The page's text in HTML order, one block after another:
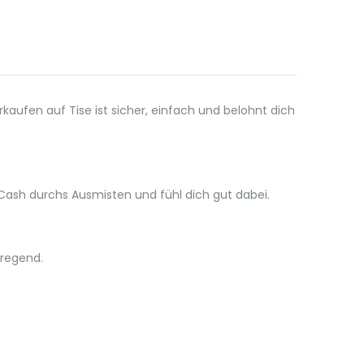
auf Tise ist sicher, einfach und belohnt dich
durchs Ausmisten und fühl dich gut dabei.